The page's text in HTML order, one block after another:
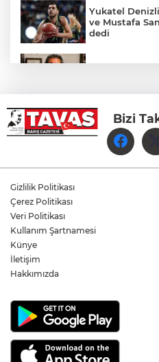
Yukatel
ve Mustafa
dedi
Yılmaz'dan
takdimi
Yolların Asil
Bizi
Gizlilik Politikası
Çerez Politikası
Veri Politikası
Kullanım Şartnamesi
Künye
İletişim
Hakkımızda